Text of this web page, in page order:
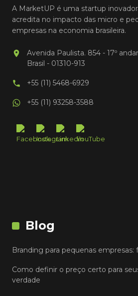
A MarketUP é uma startup
acredita no impacto das micro e
empresas na economia brasileira.
Avenida Paulista. 854 - 17º
Brasil - 01310-913
+55 (11) 5468-6929
+55 (11) 93258-3588
Blog
Branding para pequenas
Como definir o preço certo para
verdade